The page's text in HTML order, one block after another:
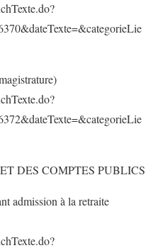
DES COMPTES PUBLICS
admission à la retraite